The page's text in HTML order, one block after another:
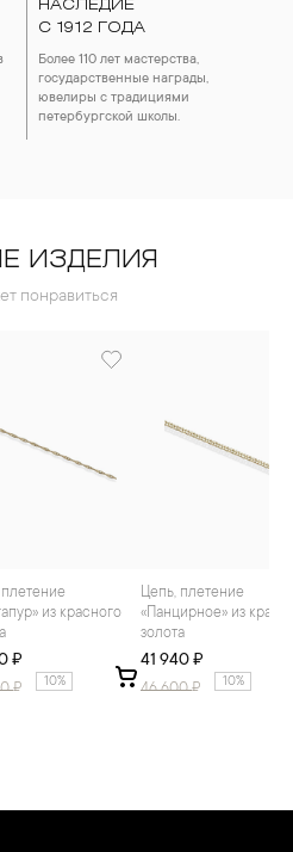
чистить украшения не
также регулярно протирать их
салфеткой.
НАСЛЕДИЕ
С 1912 ГОДА
Более 110 лет мастерства,
государственные награды,
ювелиры с традициями
петербургской школы.
ИЗДЕЛИЯ
понравиться
из красного
₽
₽ 10%
Цепь, плетение
«Панцирное» из
золота
41 940 ₽
46 600₽ 10%